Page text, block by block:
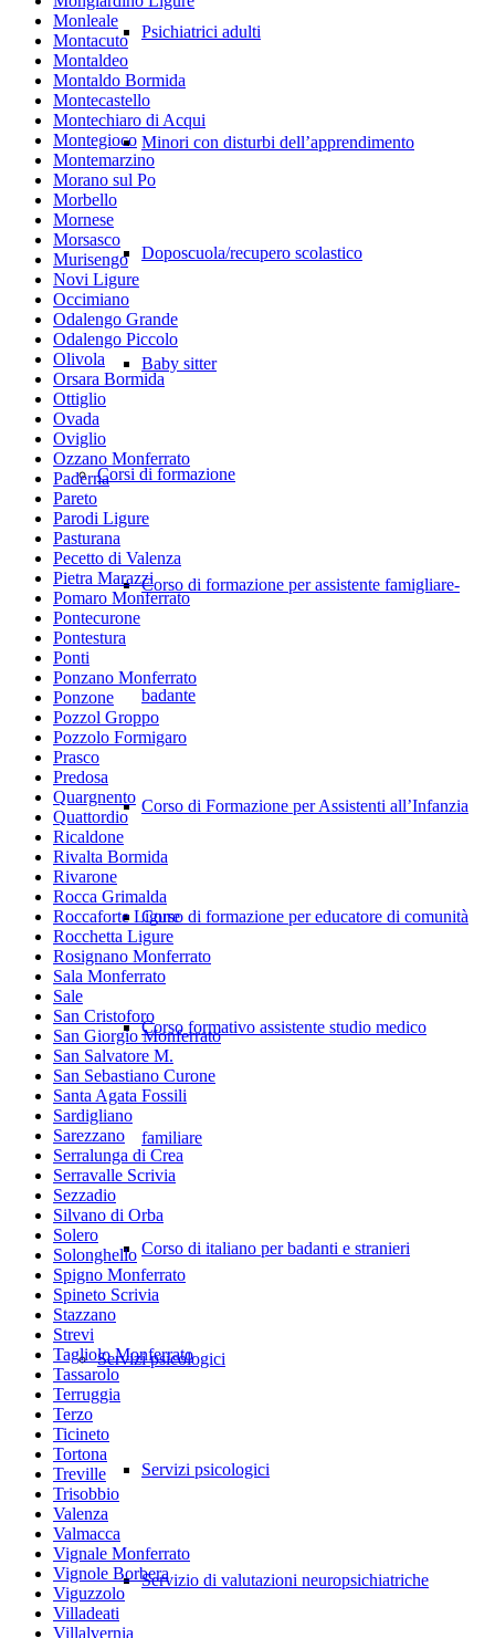
Psichiatrici adulti
Minori con disturbi dell’apprendimento
Doposcuola/recupero scolastico
Baby sitter
Corsi di formazione
Corso di formazione per assistente famigliare-
badante
Corso di Formazione per Assistenti all’Infanzia
Corso di formazione per educatore di comunità
Corso formativo assistente studio medico
familiare
Corso di italiano per badanti e stranieri
Servizi psicologici
Servizi psicologici
Servizio di valutazioni neuropsichiatriche
Monleale
Montacuto
Montaldeo
Montaldo Bormida
Montecastello
Montechiaro di Acqui
Montegioco
Montemarzino
Morano sul Po
Morbello
Mornese
Morsasco
Murisengo
Novi Ligure
Occimiano
Odalengo Grande
Odalengo Piccolo
Olivola
Orsara Bormida
Ottiglio
Ovada
Oviglio
Ozzano Monferrato
Paderna
Pareto
Parodi Ligure
Pasturana
Pecetto di Valenza
Pietra Marazzi
Pomaro Monferrato
Pontecurone
Pontestura
Ponti
Ponzano Monferrato
Ponzone
Pozzol Groppo
Pozzolo Formigaro
Prasco
Predosa
Quargnento
Quattordio
Ricaldone
Rivalta Bormida
Rivarone
Rocca Grimalda
Roccaforte Ligure
Rocchetta Ligure
Rosignano Monferrato
Sala Monferrato
Sale
San Cristoforo
San Giorgio Monferrato
San Salvatore M.
San Sebastiano Curone
Santa Agata Fossili
Sardigliano
Sarezzano
Serralunga di Crea
Serravalle Scrivia
Sezzadio
Silvano di Orba
Solero
Solonghello
Spigno Monferrato
Spineto Scrivia
Stazzano
Strevi
Tagliolo Monferrato
Tassarolo
Terruggia
Terzo
Ticineto
Tortona
Treville
Trisobbio
Valenza
Valmacca
Vignale Monferrato
Vignole Borbera
Viguzzolo
Villadeati
Villalvernia